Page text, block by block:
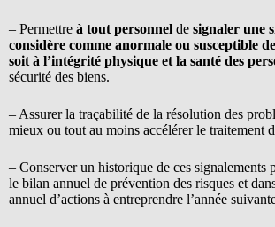
– Permettre à tout personnel de signaler une
considère comme anormale ou susceptible
soit à l’intégrité physique et la santé des
sécurité des biens.
– Assurer la traçabilité de la résolution des
mieux ou tout au moins accélérer le traitement
– Conserver un historique de ces signalements
le bilan annuel de prévention des risques et
annuel d’actions à entreprendre l’année